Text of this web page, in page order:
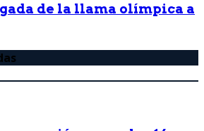
de la llama olímpica a